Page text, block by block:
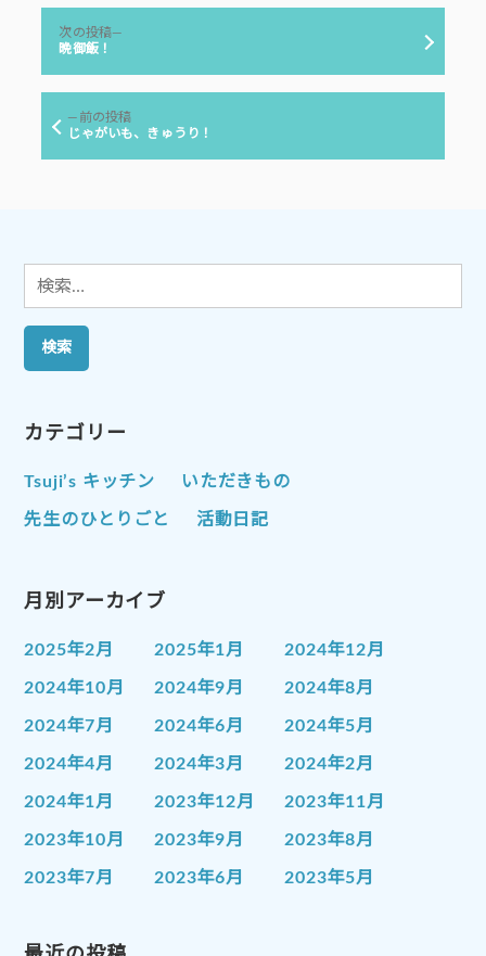
リ
ナ
ー
前の投稿前
の
じゃがいも、きゅうり！
次の投稿
晩御飯！
検
索:
カテゴリー
Tsuji’s キッチン いただきもの
先生のひとりごと 活動日記
月別アーカイブ
2025年2月 2025年1月 2024年12月
2024年10月 2024年9月 2024年8月
2024年7月 2024年6月 2024年5月
2024年4月 2024年3月 2024年2月
2024年1月 2023年12月 2023年11月
2023年10月 2023年9月 2023年8月
2023年7月 2023年6月 2023年5月